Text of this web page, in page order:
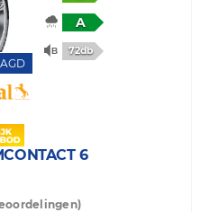
A
72db
6